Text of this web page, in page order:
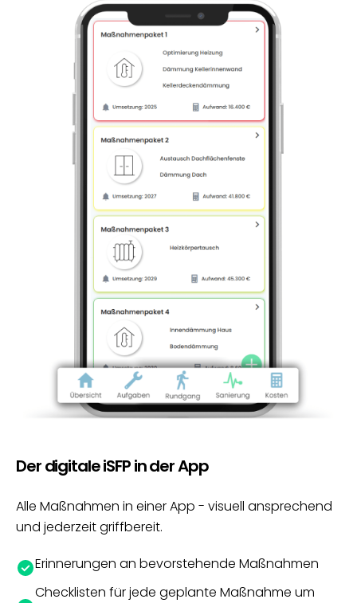
Der digitale iSFP in der App
Alle Maßnahmen in einer App - visuell ansprechend
und jederzeit griffbereit.
Erinnerungen an bevorstehende Maßnahmen
Checklisten für jede geplante Maßnahme um